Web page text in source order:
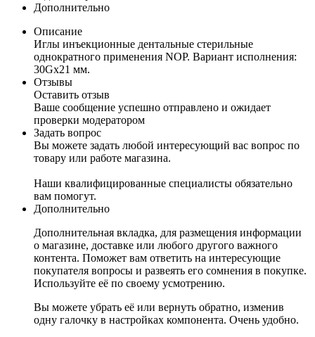
Дополнительно
Описание
Иглы инъекционные дентальные стерильные
однократного применения NOP. Вариант исполнения:
30Gx21 мм.
Отзывы
Оставить отзыв
Ваше сообщение успешно отправлено и ожидает
проверки модератором
Задать вопрос
Вы можете задать любой интересующий вас вопрос по
товару или работе магазина.
Наши квалифицированные специалисты обязательно
вам помогут.
Дополнительно
Дополнительная вкладка, для размещения информации
о магазине, доставке или любого другого важного
контента. Поможет вам ответить на интересующие
покупателя вопросы и развеять его сомнения в покупке.
Используйте её по своему усмотрению.
Вы можете убрать её или вернуть обратно, изменив
одну галочку в настройках компонента. Очень удобно.